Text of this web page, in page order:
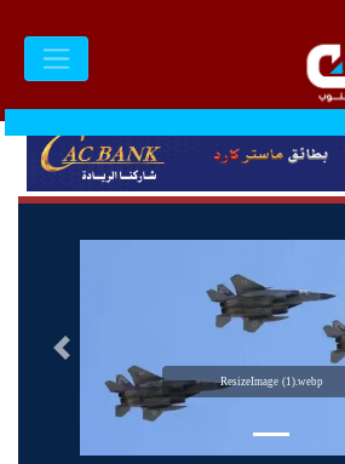
ResizeImage (1).webp
التالى